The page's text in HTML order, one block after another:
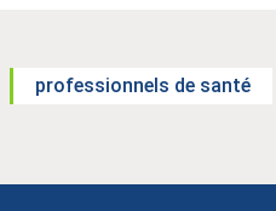
professionnels de santé